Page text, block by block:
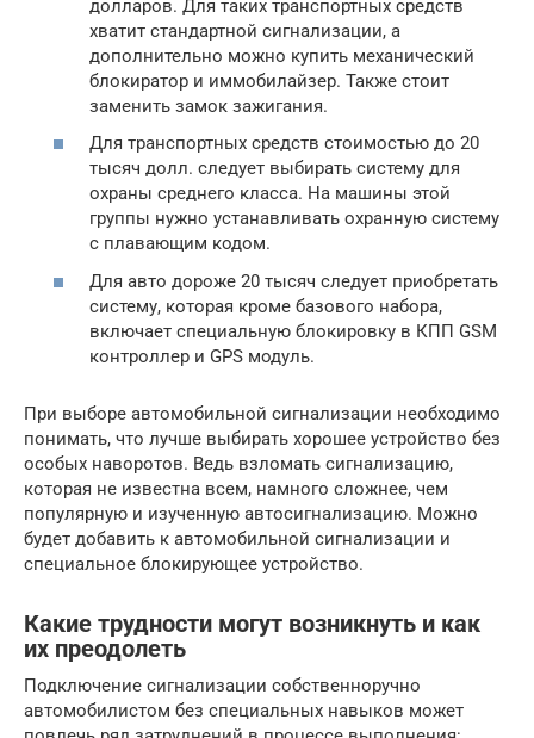
долларов. Для таких транспортных средств
хватит стандартной сигнализации, а
дополнительно можно купить механический
блокиратор и иммобилайзер. Также стоит
заменить замок зажигания.
Для транспортных средств стоимостью до 20
тысяч долл. следует выбирать систему для
охраны среднего класса. На машины этой
группы нужно устанавливать охранную систему
с плавающим кодом.
Для авто дороже 20 тысяч следует приобретать
систему, которая кроме базового набора,
включает специальную блокировку в КПП GSM
контроллер и GPS модуль.
При выборе автомобильной сигнализации необходимо
понимать, что лучше выбирать хорошее устройство без
особых наворотов. Ведь взломать сигнализацию,
которая не известна всем, намного сложнее, чем
популярную и изученную автосигнализацию. Можно
будет добавить к автомобильной сигнализации и
специальное блокирующее устройство.
Какие трудности могут возникнуть и как
их преодолеть
Подключение сигнализации собственноручно
автомобилистом без специальных навыков может